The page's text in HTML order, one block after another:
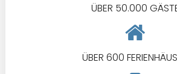
ÜBER 50.000
ÜBER 600